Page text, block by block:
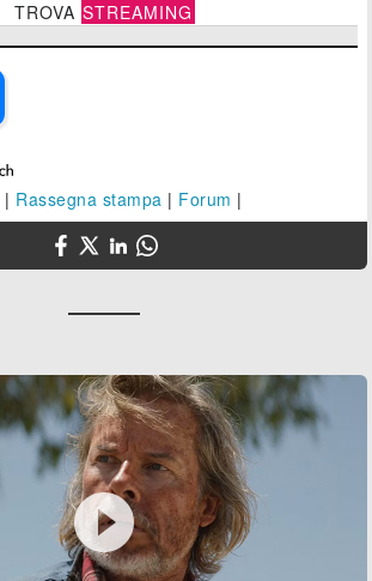
TROVA STREAMING
| Rassegna stampa | Forum |
